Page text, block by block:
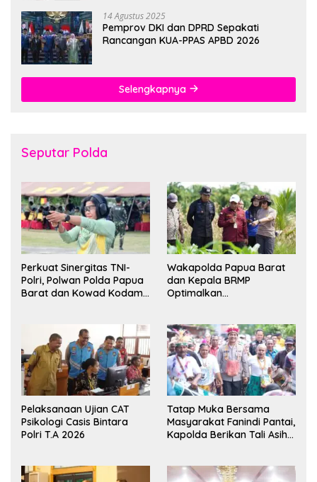
14 Agustus 2025
Pemprov DKI dan DPRD Sepakati
Rancangan KUA-PPAS APBD 2026
Selengkapnya
Seputar Polda
Perkuat Sinergitas TNI-
Polri, Polwan Polda Papua
Barat dan Kowad Kodam
Persahabatan
Wakapolda Papua Barat
dan Kepala BRMP
Optimalkan
Pangan Papua Barat
Pelaksanaan Ujian CAT
Psikologi Casis Bintara
Polri T.A 2026
Tatap Muka Bersama
Masyarakat Fanindi Pantai,
Kapolda Berikan Tali Asih